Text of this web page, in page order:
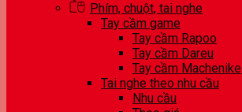
Phím, chuột, tai nghe
Tay cầm game
Tay cầm Rapoo
Tay cầm Dareu
Tay cầm Machenike
Tai nghe theo nhu cầu
Nhu cầu